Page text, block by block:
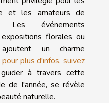
et les amateurs de
Les événements
florales ou
un charme
pour plus d'infos, suivez
à travers cette
de l'année, se révèle
naturelle.